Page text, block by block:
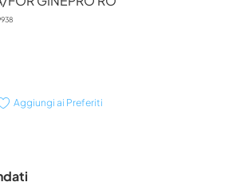
Aggiungi ai Preferiti